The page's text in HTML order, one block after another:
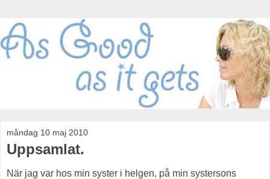
måndag 10 maj 2010
Uppsamlat.
När jag var hos min syster i helgen, på min systersons